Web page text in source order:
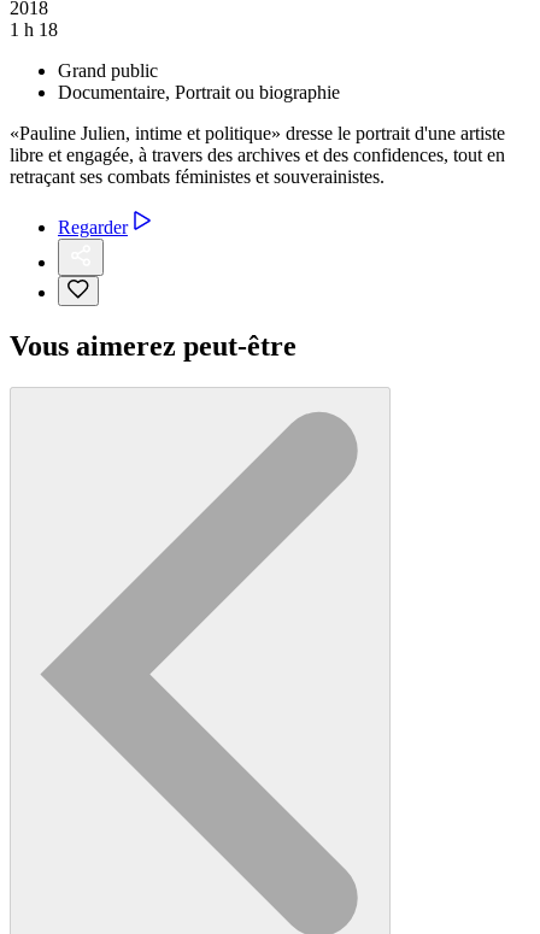
2018
1 h 18
Grand public
Documentaire, Portrait ou biographie
«Pauline Julien, intime et politique» dresse le portrait d'une artiste
libre et engagée, à travers des archives et des confidences, tout en
retraçant ses combats féministes et souverainistes.
Regarder
Vous aimerez peut-être